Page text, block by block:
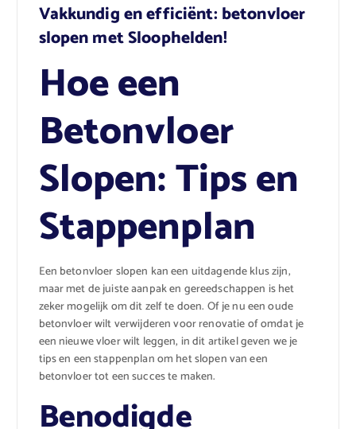
Vakkundig en efficiënt: betonvloer
slopen met Sloophelden!
Hoe een
Betonvloer
Slopen: Tips en
Stappenplan
Een betonvloer slopen kan een uitdagende klus zijn,
maar met de juiste aanpak en gereedschappen is het
zeker mogelijk om dit zelf te doen. Of je nu een oude
betonvloer wilt verwijderen voor renovatie of omdat je
een nieuwe vloer wilt leggen, in dit artikel geven we je
tips en een stappenplan om het slopen van een
betonvloer tot een succes te maken.
Benodigde